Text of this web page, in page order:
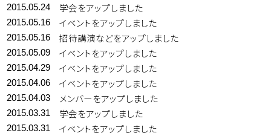
2015.05.24 学会をアップしました
2015.05.16 イベントをアップしました
2015.05.16 招待講演などをアップしました
2015.05.09 イベントをアップしました
2015.04.29 イベントをアップしました
2015.04.06 イベントをアップしました
2015.04.03 メンバーをアップしました
2015.03.31 学会をアップしました
2015.03.31 イベントをアップしました